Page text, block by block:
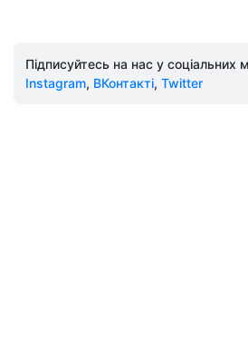
Підписуйтесь на нас у соціальних
Instagram, ВКонтакті, Twitter